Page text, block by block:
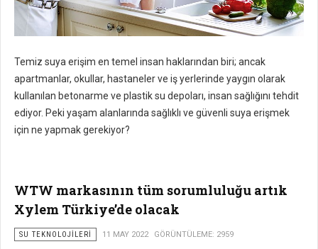
Temiz suya erişim en temel insan haklarından biri; ancak
apartmanlar, okullar, hastaneler ve iş yerlerinde yaygın olarak
kullanılan betonarme ve plastik su depoları, insan sağlığını tehdit
ediyor. Peki yaşam alanlarında sağlıklı ve güvenli suya erişmek
için ne yapmak gerekiyor?
WTW markasının tüm sorumluluğu artık
Xylem Türkiye’de olacak
SU TEKNOLOJILERI 11 MAY 2022 GÖRÜNTÜLEME: 2959